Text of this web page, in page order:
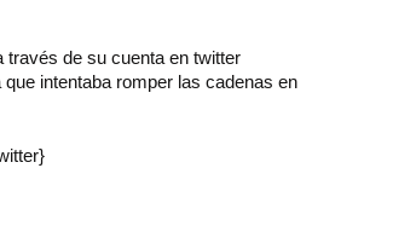
través de su cuenta en twitter
intentaba romper las cadenas en